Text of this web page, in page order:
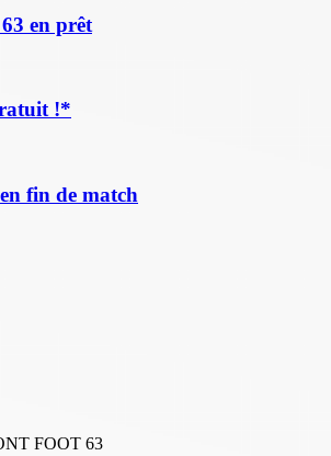
en prêt
!*
fin de match
FOOT 63